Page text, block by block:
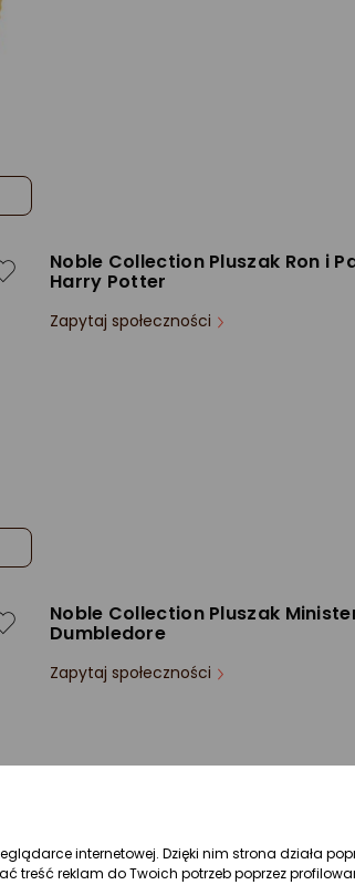
Noble Collection Pluszak Ron i
Harry Potter
Zapytaj społeczności
Noble Collection Pluszak
Dumbledore
Zapytaj społeczności
internetowej. Dzięki nim strona działa
treść reklam do Twoich potrzeb poprzez